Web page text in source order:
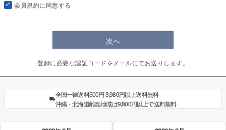
会員規約に同意する
次へ
登録に必要な認証コードをメールにてお送りします。
全国一律送料500円 3,980円以上送料無料
沖縄・北海道離島地域は9,800円以上で送料無料